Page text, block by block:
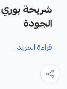
شريحة بوري
الجودة
نوفر لك شريحة
مصممة خصيصًا
قراءة المزيد